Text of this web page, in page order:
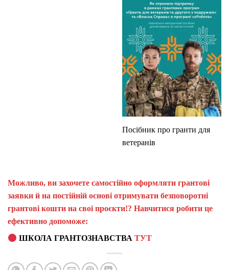
Посібник про гранти для
ветеранів
Можливо, ви захочете самостійно оформляти грантові
заявки й на постійній основі отримувати безповоротні
грантові кошти на свої проєкти!? Навчитися робити це
ефективно допоможе:
ШКОЛА ГРАНТОЗНАВСТВАТУТ